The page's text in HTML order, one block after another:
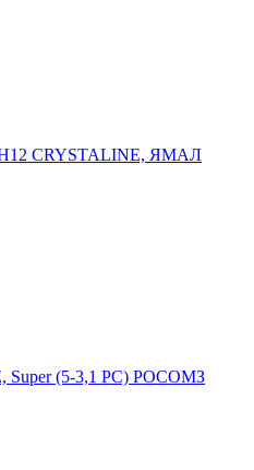
CRYSTALINE, ЯМАЛ
Super (5-3,1 РС) РОСОМЗ